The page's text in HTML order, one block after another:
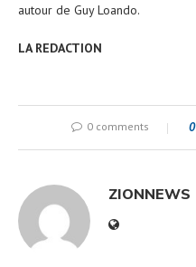
autour de Guy Loando.
LA REDACTION
0 comments 0
ZIONNEWS